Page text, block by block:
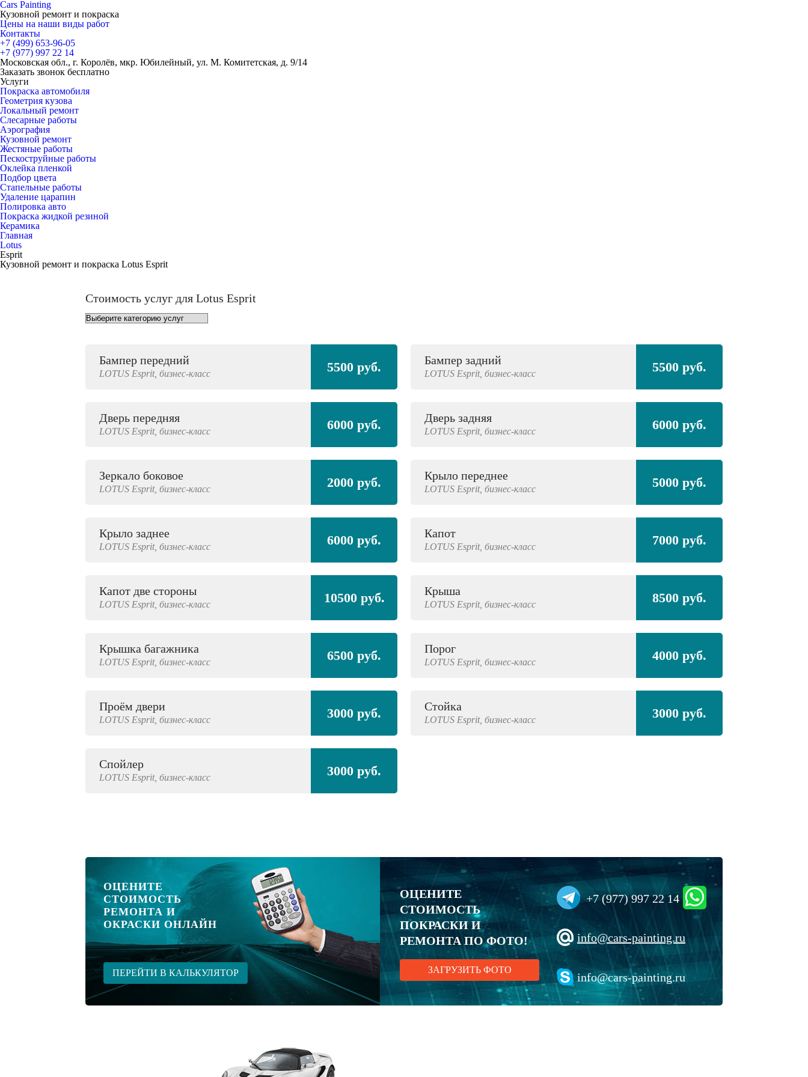
Cars Painting
Кузовной ремонт и покраска
Цены на наши виды работ
Контакты
+7 (499) 653-96-05
+7 (977) 997 22 14
Московская обл., г. Королёв, мкр. Юбилейный, ул. М. Комитетская, д. 9/14
Заказать звонок бесплатно
Услуги
Покраска автомобиля
Геометрия кузова
Локальный ремонт
Слесарные работы
Аэрография
Кузовной ремонт
Жестяные работы
Пескоструйные работы
Оклейка пленкой
Подбор цвета
Стапельные работы
Удаление царапин
Полировка авто
Покраска жидкой резиной
Керамика
Главная
Lotus
Esprit
Кузовной ремонт и покраска Lotus Esprit
Стоимость услуг для Lotus Esprit
Бампер передний
LOTUS Esprit, бизнес-класс 5500 руб. Бампер задний
LOTUS Esprit, бизнес-класс 5500 руб.
Дверь передняя
LOTUS Esprit, бизнес-класс 6000 руб. Дверь задняя
LOTUS Esprit, бизнес-класс 6000 руб.
Зеркало боковое
LOTUS Esprit, бизнес-класс 2000 руб. Крыло переднее
LOTUS Esprit, бизнес-класс 5000 руб.
Крыло заднее
LOTUS Esprit, бизнес-класс 6000 руб. Капот
LOTUS Esprit, бизнес-класс 7000 руб.
Капот две стороны
LOTUS Esprit, бизнес-класс 10500 руб. Крыша
LOTUS Esprit, бизнес-класс 8500 руб.
Крышка багажника
LOTUS Esprit, бизнес-класс 6500 руб. Порог
LOTUS Esprit, бизнес-класс 4000 руб.
Проём двери
LOTUS Esprit, бизнес-класс 3000 руб. Стойка
LOTUS Esprit, бизнес-класс 3000 руб.
Спойлер
LOTUS Esprit, бизнес-класс 3000 руб.
ОЦЕНИТЕ
СТОИМОСТЬ
РЕМОНТА И
ОКРАСКИ ОНЛАЙН
ПЕРЕЙТИ В КАЛЬКУЛЯТОР
ОЦЕНИТЕ
СТОИМОСТЬ
ПОКРАСКИ И
РЕМОНТА ПО ФОТО!
ЗАГРУЗИТЬ ФОТО
+7 (977) 997 22 14
info@cars-painting.ru
info@cars-painting.ru